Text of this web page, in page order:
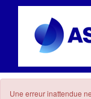
Une erreur inattendue